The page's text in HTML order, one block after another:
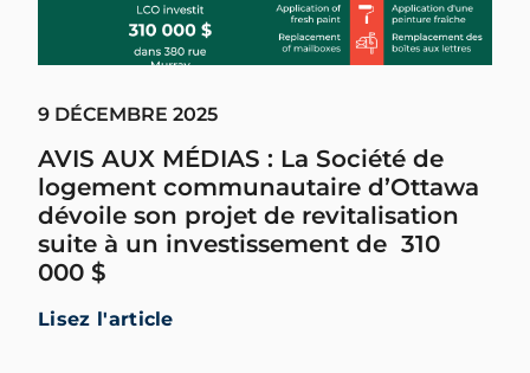
9 DÉCEMBRE 2025
AVIS AUX MÉDIAS : La Société de
logement communautaire d’Ottawa
dévoile son projet de revitalisation
suite à un investissement de 310
000 $
Lisez l'article